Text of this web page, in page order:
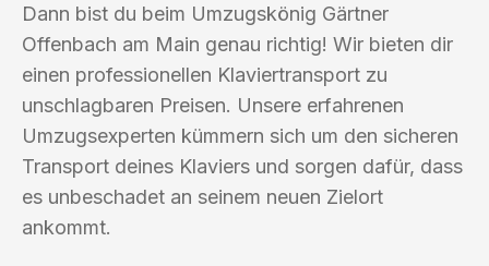
Dann bist du beim Umzugskönig Gärtner
Offenbach am Main genau richtig! Wir bieten dir
einen professionellen Klaviertransport zu
unschlagbaren Preisen. Unsere erfahrenen
Umzugsexperten kümmern sich um den sicheren
Transport deines Klaviers und sorgen dafür, dass
es unbeschadet an seinem neuen Zielort
ankommt.